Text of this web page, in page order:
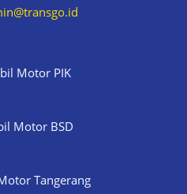
Motor PIK
Motor BSD
Tangerang